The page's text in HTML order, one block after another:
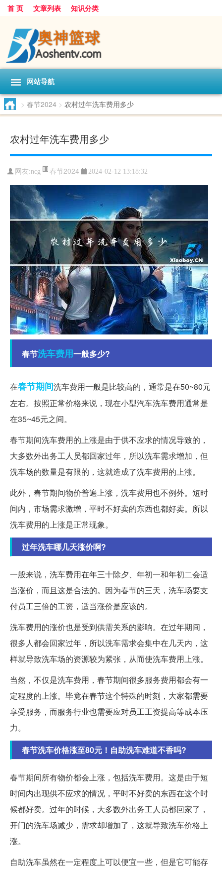
首 页 文章列表 知识分类
网站导航
> 春节2024 > 农村过年洗车费用多少
农村过年洗车费用多少
网友:ncg 春节2024 2024-02-12 13:18:32
春节洗车费用一般多少?
在春节期间洗车费用一般是比较高的，通常是在50~80元
左右。按照正常价格来说，现在小型汽车洗车费用通常是
在35~45元之间。
春节期间洗车费用的上涨是由于供不应求的情况导致的，
大多数外出务工人员都回家过年，所以洗车需求增加，但
洗车场的数量是有限的，这就造成了洗车费用的上涨。
此外，春节期间物价普遍上涨，洗车费用也不例外。短时
间内，市场需求激增，平时不好卖的东西也都好卖。所以
洗车费用的上涨是正常现象。
过年洗车哪几天涨价啊?
一般来说，洗车费用在年三十除夕、年初一和年初二会适
当涨价，而且这是合法的。因为春节的三天，洗车场要支
付员工三倍的工资，适当涨价是应该的。
洗车费用的涨价也是受到供需关系的影响。在过年期间，
很多人都会回家过年，所以洗车需求会集中在几天内，这
样就导致洗车场的资源较为紧张，从而使洗车费用上涨。
当然，不仅是洗车费用，春节期间很多服务费用都会有一
定程度的上涨。毕竟在春节这个特殊的时刻，大家都需要
享受服务，而服务行业也需要应对员工工资提高等成本压
力。
春节洗车价格涨至80元！自助洗车难道不香吗?
春节期间所有物价都会上涨，包括洗车费用。这是由于短
时间内出现供不应求的情况，平时不好卖的东西在这个时
候都好卖。过年的时候，大多数外出务工人员都回家了，
开门的洗车场减少，需求却增加了，这就导致洗车价格上
涨。
自助洗车虽然在一定程度上可以便宜一些，但是它可能存